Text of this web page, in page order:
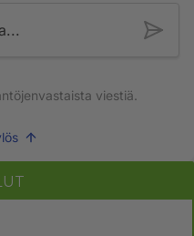
viestiä.